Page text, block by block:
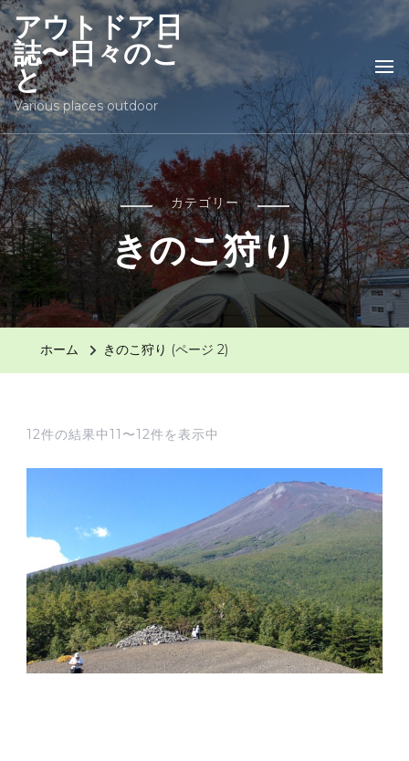
アウトドア日
誌〜日々のこ
と
Various places outdoor
カテゴリー
きのこ狩り
ホーム きのこ狩り (ページ 2)
12件の結果中11〜12件を表示中